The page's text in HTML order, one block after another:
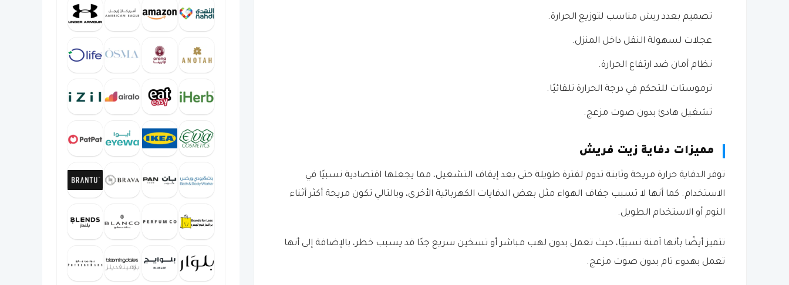
تصميم بعدد ريش مناسب لتوزيع الحرارة.
عجلات لسهولة النقل داخل المنزل.
نظام أمان ضد ارتفاع الحرارة.
ترموستات للتحكم في درجة الحرارة تلقائيًا.
تشغيل هادئ بدون صوت مزعج.
مميزات دفاية زيت فريش
توفر الدفاية حرارة مريحة وثابتة تدوم لفترة طويلة حتى بعد إيقاف التشغيل، مما يجعلها اقتصادية نسبيًا في
الاستخدام. كما أنها لا تسبب جفاف الهواء مثل بعض الدفايات الكهربائية الأخرى، وبالتالي تكون مريحة أكثر أثناء
النوم أو الاستخدام الطويل.
تتميز أيضًا بأنها آمنة نسبيًا، حيث تعمل بدون لهب مباشر أو تسخين سريع جدًا قد يسبب خطر، بالإضافة إلى أنها
تعمل بهدوء تام بدون صوت مزعج.